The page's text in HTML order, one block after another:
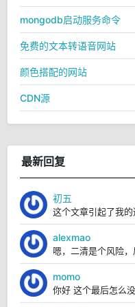
mongodb启动服务命令
免费的文本转语音网站
颜色搭配的网站
CDN源
最新回复
初五
这个文章引起了我的
alexmao
momo
你好 这个最后怎么